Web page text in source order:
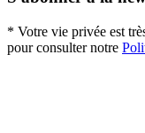
* Votre vie privée est
pour consulter notre